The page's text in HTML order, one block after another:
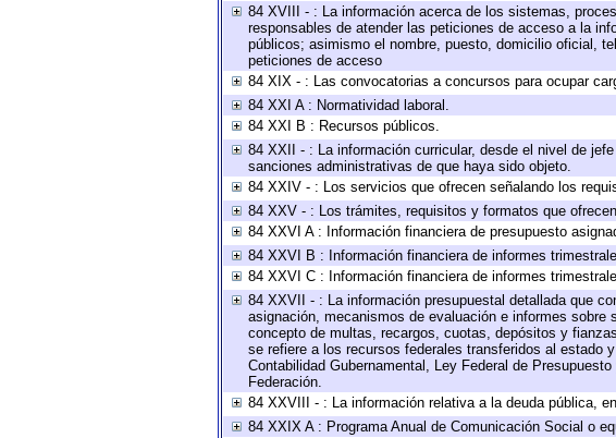
84 XVIII - : La información acerca de los sistemas,
responsables de atender las peticiones de acceso a la
públicos; asimismo el nombre, puesto, domicilio oficial,
peticiones de acceso
84 XIX - : Las convocatorias a concursos para ocupar
84 XXI A : Normatividad laboral.
84 XXI B : Recursos públicos.
84 XXII - : La información curricular, desde el nivel de
sanciones administrativas de que haya sido objeto.
84 XXIV - : Los servicios que ofrecen señalando los
84 XXV - : Los trámites, requisitos y formatos que
84 XXVI A : Información financiera de presupuesto
84 XXVI B : Información financiera de informes
84 XXVI C : Información financiera de informes
84 XXVII - : La información presupuestal detallada que
asignación, mecanismos de evaluación e informes
concepto de multas, recargos, cuotas, depósitos y
se refiere a los recursos federales transferidos al
Contabilidad Gubernamental, Ley Federal de
Federación.
84 XXVIII - : La información relativa a la deuda pública,
84 XXIX A : Programa Anual de Comunicación Social o